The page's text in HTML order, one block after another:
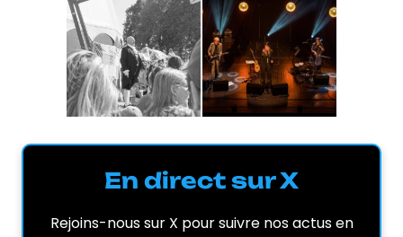
En direct sur X
Rejoins-nous sur X pour suivre nos actus en